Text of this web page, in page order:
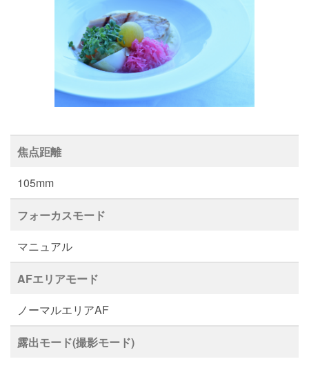
焦点距離
105mm
フォーカスモード
マニュアル
AFエリアモード
ノーマルエリアAF
露出モード(撮影モード)